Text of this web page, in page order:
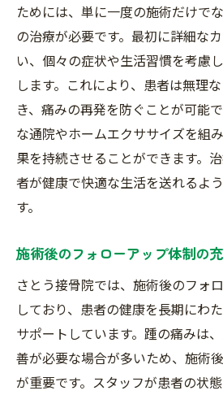
駅近の立地がもたらす
長年の信頼に基づいた施
地域社会への貢献と信頼
患者からの高評価による
駅近で得られる患者の満
継続的なケアで得られる
ためには、単に一度の施術だけで
の治療が必要です。最初に詳細な
い、個々の症状や生活習慣を考慮
します。これにより、患者は無理
き、痛みの再発を防ぐことが可能
な通院やホームエクササイズを組
果を持続させることができます。
者が健康で快適な生活を送れるよ
す。
施術後のフォローアップ体制の
さとう接骨院では、施術後のフォ
しており、患者の健康を長期にわ
サポートしています。踵の痛みは
善が必要な場合が多いため、施術
が重要です。スタッフが患者の状